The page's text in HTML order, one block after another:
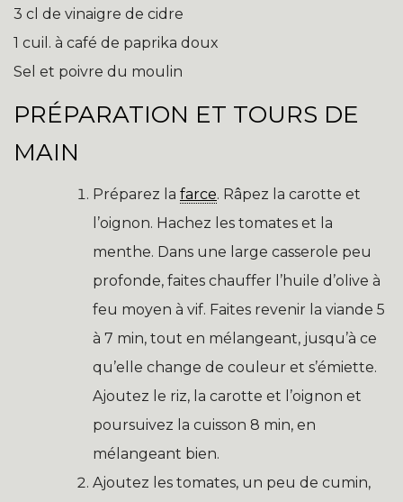
3 cl de vinaigre de cidre
1 cuil. à café de paprika doux
Sel et poivre du moulin
PRÉPARATION ET TOURS DE
MAIN
Préparez la farce. Râpez la carotte et
l’oignon. Hachez les tomates et la
menthe. Dans une large casserole peu
profonde, faites chauffer l’huile d’olive à
feu moyen à vif. Faites revenir la viande 5
à 7 min, tout en mélangeant, jusqu’à ce
qu’elle change de couleur et s’émiette.
Ajoutez le riz, la carotte et l’oignon et
poursuivez la cuisson 8 min, en
mélangeant bien.
Ajoutez les tomates, un peu de cumin,